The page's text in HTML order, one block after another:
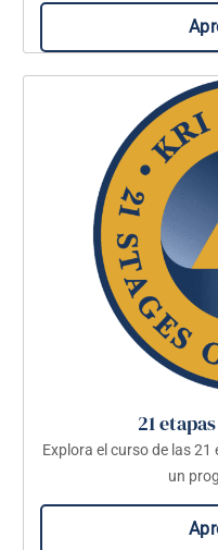
21
Explora el curso de las
un